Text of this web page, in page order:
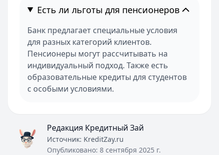
Есть ли льготы для пенсионеров
Банк предлагает специальные условия
для разных категорий клиентов.
Пенсионеры могут рассчитывать на
индивидуальный подход. Также есть
образовательные кредиты для студентов
с особыми условиями.
Редакция Кредитный Зай
Источник: KreditZay.ru
Опубликовано: 8 сентября 2025 г.